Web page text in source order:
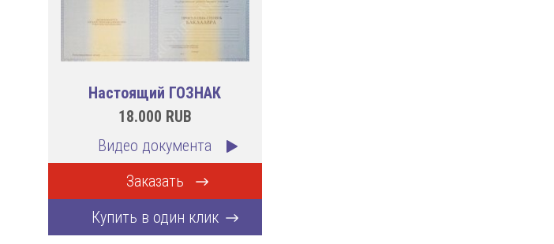
Настоящий ГОЗНАК
18.000 RUB
Видео документа
Заказать
Купить в один клик